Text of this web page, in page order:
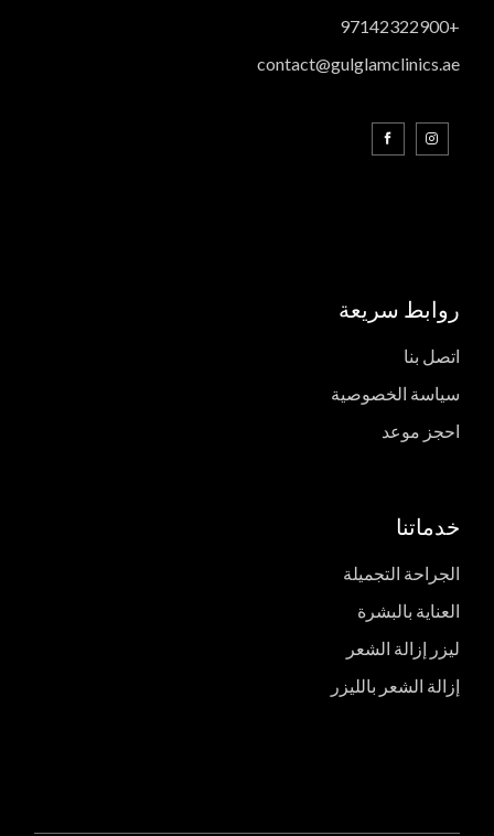
+97142322900
contact@gulglamclinics.ae
روابط سريعة
اتصل بنا
سياسة الخصوصية
احجز موعد
خدماتنا
الجراحة التجميلة
العناية بالبشرة
ليزر إزالة الشعر
إزالة الشعر بالليزر